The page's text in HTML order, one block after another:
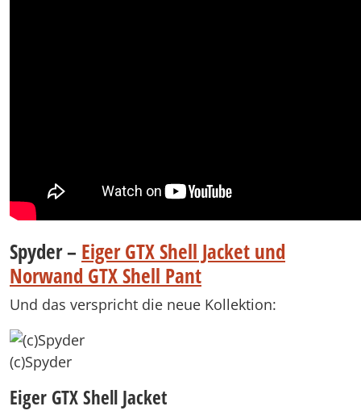
Spyder – Eiger GTX Shell Jacket und
Norwand GTX Shell Pant
Und das verspricht die neue Kollektion:
(c)Spyder
Eiger GTX Shell Jacket